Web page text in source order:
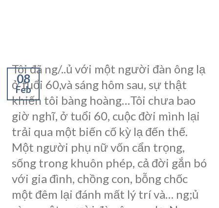
08
Feb
Tôi đã ng/..ủ với một người đàn ông lạ
ở tuổi 60,và sáng hôm sau, sự thật
khiến tôi bàng hoàng…Tôi chưa bao
giờ nghĩ, ở tuổi 60, cuộc đời mình lại
trải qua một biến cố kỳ lạ đến thế.
Một người phụ nữ vốn cẩn trọng,
sống trong khuôn phép, cả đời gắn bó
với gia đình, chồng con, bỗng chốc
một đêm lại đánh mất lý trí và… ng;ủ